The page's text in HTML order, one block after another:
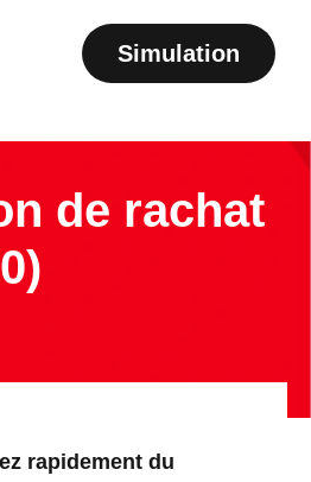
Simulation
de rachat
rapidement du